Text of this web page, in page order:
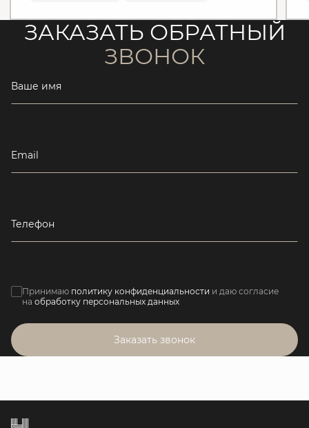
ЗАКАЗАТЬ ОБРАТНЫЙ
ЗВОНОК
Ваше имя
Email
Телефон
Принимаю политику конфиденциальности и даю согласие
на обработку персональных данных
Заказать звонок